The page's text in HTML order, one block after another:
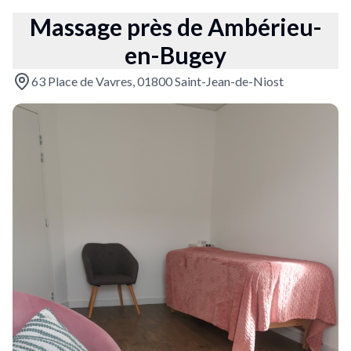
Massage près de Ambérieu-
en-Bugey
63 Place de Vavres, 01800 Saint-Jean-de-Niost